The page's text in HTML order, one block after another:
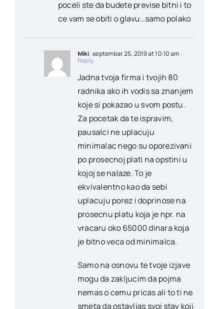
poceli ste da budete previse bitni i to
ce vam se obiti o glavu…samo polako
Miki septembar 25, 2019 at 10:10 am -
Reply
Jadna tvoja firma i tvojih 80
radnika ako ih vodis sa znanjem
koje si pokazao u svom postu.
Za pocetak da te ispravim,
pausalci ne uplacuju
minimalac nego su oporezivani
po prosecnoj plati na opstini u
kojoj se nalaze. To je
ekvivalentno kao da sebi
uplacuju porez i doprinose na
prosecnu platu koja je npr. na
vracaru oko 65000 dinara koja
je bitno veca od minimalca.
Samo na osnovu te tvoje izjave
mogu da zakljucim da pojma
nemas o cemu pricas ali to ti ne
smeta da ostavljas svoj stav koji